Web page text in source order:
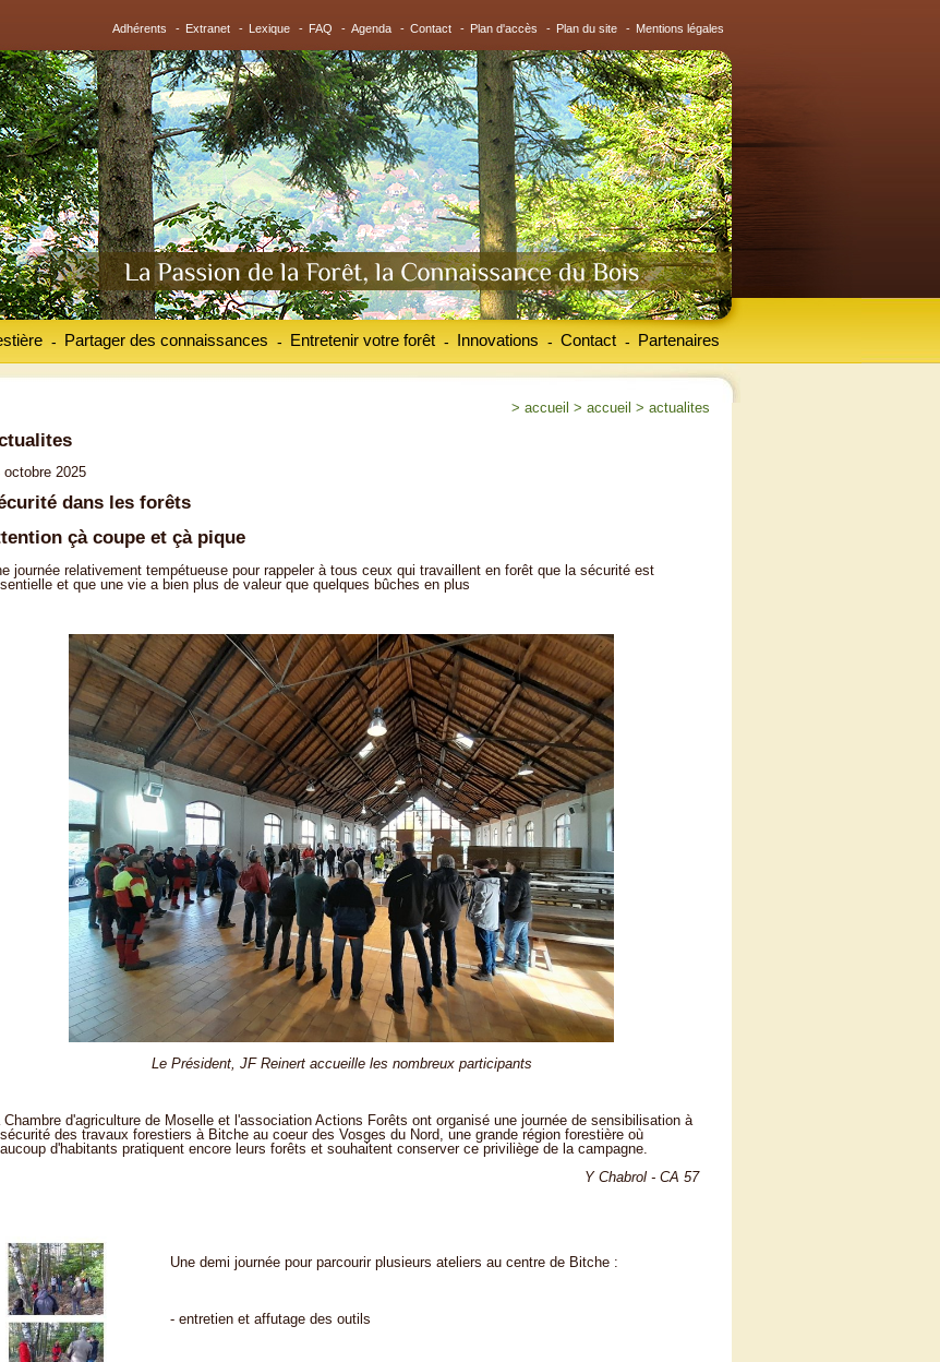
Adhérents - Extranet - Lexique - FAQ - Agenda - Contact - Plan d'accès - Plan du site - Mentions légales
Partager des connaissances
- Entretenir votre forêt
- Innovations
- Contact
- Partenaires
-
> accueil > accueil > actualites
octobre 2025
dans les forêts
çà coupe et çà pique
journée relativement tempétueuse pour rappeler à tous ceux qui travaillent en forêt que la sécurité est
et que une vie a bien plus de valeur que quelques bûches en plus
Le Président, JF Reinert accueille les nombreux participants
Chambre d'agriculture de Moselle et l'association Actions Forêts ont organisé une journée de sensibilisation à
sécurité des travaux forestiers à Bitche au coeur des Vosges du Nord, une grande région forestière où
d'habitants pratiquent encore leurs forêts et souhaitent conserver ce priviliège de la campagne.
Y Chabrol - CA 57
Une demi journée pour parcourir plusieurs ateliers au centre de Bitche :
- entretien et affutage des outils